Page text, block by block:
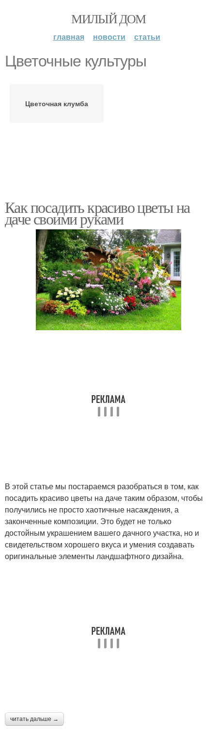
МИЛЫЙ ДОМ
главная новости статьи
Цветочные культуры
Цветочная клумба
Как посадить красиво цветы на
даче своими руками
В этой статье мы постараемся разобраться в том, как
посадить красиво цветы на даче таким образом, чтобы
получились не просто хаотичные насаждения, а
законченные композиции. Это будет не только
достойным украшением вашего дачного участка, но и
свидетельством хорошего вкуса и умения создавать
оригинальные элементы ландшафтного дизайна.
читать дальше →